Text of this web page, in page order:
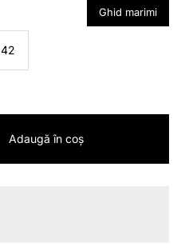
Ghid marimi
42
Adaugă în coș